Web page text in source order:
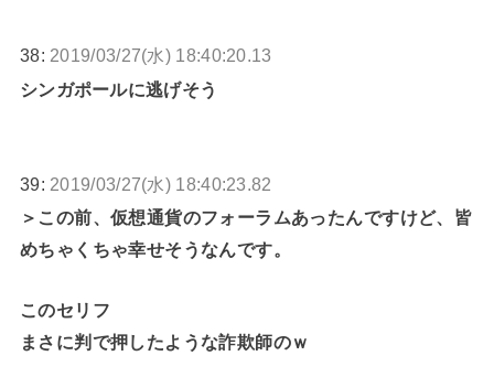
38: 2019/03/27(水) 18:40:20.13
シンガポールに逃げそう
39: 2019/03/27(水) 18:40:23.82
＞この前、仮想通貨のフォーラムあったんですけど、皆
めちゃくちゃ幸せそうなんです。
このセリフ
まさに判で押したような詐欺師のｗ